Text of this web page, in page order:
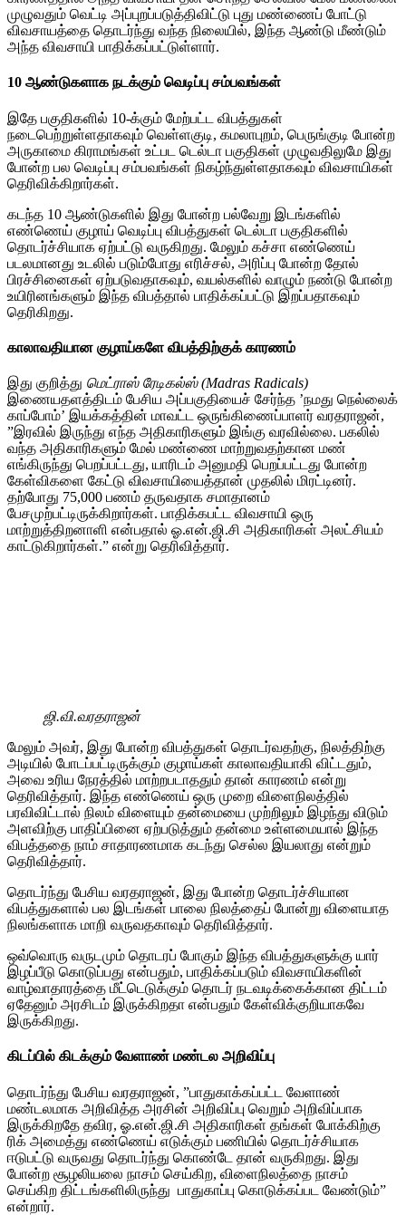
முழுவதும் வெட்டி அப்புறப்படுத்திவிட்டு புது மண்ணைப் போட்டு
விவசாயத்தை தொடர்ந்து வந்த நிலையில், இந்த ஆண்டு மீண்டும்
அந்த விவசாயி பாதிக்கப்பட்டுள்ளார்.
10 ஆண்டுகளாக நடக்கும் வெடிப்பு சம்பவங்கள்
இதே பகுதிகளில் 10-க்கும் மேற்பட்ட விபத்துகள்
நடைபெற்றுள்ளதாகவும் வெள்ளகுடி, கமலாபுறம், பெருங்குடி போன்ற
அருகாமை கிராமங்கள் உட்பட டெல்டா பகுதிகள் முழுவதிலுமே இது
போன்ற பல வெடிப்பு சம்பவங்கள் நிகழ்ந்துள்ளதாகவும் விவசாயிகள்
தெரிவிக்கிறார்கள்.
கடந்த 10 ஆண்டுகளில் இது போன்ற பல்வேறு இடங்களில்
எண்ணெய் குழாய் வெடிப்பு விபத்துகள் டெல்டா பகுதிகளில்
தொடர்ச்சியாக ஏற்பட்டு வருகிறது. மேலும் கச்சா எண்ணெய்
படலமானது உடலில் படும்போது எரிச்சல், அரிப்பு போன்ற தோல்
பிரச்சினைகள் ஏற்படுவதாகவும், வயல்களில் வாழும் நண்டு போன்ற
உயிரினங்களும் இந்த விபத்தால் பாதிக்கப்பட்டு இறப்பதாகவும்
தெரிகிறது.
காலாவதியான குழாய்களே விபத்திற்குக் காரணம்
இது குறித்து மெட்ராஸ் ரேடிகல்ஸ் (Madras Radicals)
இணையதளத்திடம் பேசிய அப்பகுதியைச் சேர்ந்த ’நமது நெல்லைக்
காப்போம்’ இயக்கத்தின் மாவட்ட ஒருங்கிணைப்பாளர் வரதராஜன்,
”இரவில் இருந்து எந்த அதிகாரிகளும் இங்கு வரவில்லை. பகலில்
வந்த அதிகாரிகளும் மேல் மண்ணை மாற்றுவதற்கான மண்
எங்கிருந்து பெறப்பட்டது, யாரிடம் அனுமதி பெறப்பட்டது போன்ற
கேள்விகளை கேட்டு விவசாயியைத்தான் முதலில் மிரட்டினர்.
தற்போது 75,000 பணம் தருவதாக சமாதானம்
பேசமுற்பட்டிருக்கிறார்கள். பாதிக்கபட்ட விவசாயி ஒரு
மாற்றுத்திறனாளி என்பதால் ஓ.என்.ஜி.சி அதிகாரிகள் அலட்சியம்
காட்டுகிறார்கள்.” என்று தெரிவித்தார்.
ஜி.வி.வரதராஜன்
மேலும் அவர், இது போன்ற விபத்துகள் தொடர்வதற்கு, நிலத்திற்கு
அடியில் போடப்பட்டிருக்கும் குழாய்கள் காலாவதியாகி விட்டதும்,
அவை உரிய நேரத்தில் மாற்றபடாததும் தான் காரணம் என்று
தெரிவித்தார். இந்த எண்ணெய் ஒரு முறை விளைநிலத்தில்
பரவிவிட்டால் நிலம் விளையும் தன்மையை முற்றிலும் இழந்து விடும்
அளவிற்கு பாதிப்பினை ஏற்படுத்தும் தன்மை உள்ளமையால் இந்த
விபத்ததை நாம் சாதாரணமாக கடந்து செல்ல இயலாது என்றும்
தெரிவித்தார்.
தொடர்ந்து பேசிய வரதராஜன், இது போன்ற தொடர்ச்சியான
விபத்துகளால் பல இடங்கள் பாலை நிலத்தைப் போன்று விளையாத
நிலங்களாக மாறி வருவதகாவும் தெரிவித்தார்.
ஒவ்வொரு வருடமும் தொடரப் போகும் இந்த விபத்துகளுக்கு யார்
இழப்பீடு கொடுப்பது என்பதும், பாதிக்கப்படும் விவசாயிகளின்
வாழ்வாதாரத்தை மீட்டெடுக்கும் தொடர் நடவடிக்கைக்கான திட்டம்
ஏதேனும் அரசிடம் இருக்கிறதா என்பதும் கேள்விக்குறியாகவே
இருக்கிறது.
கிடப்பில் கிடக்கும் வேளாண் மண்டல அறிவிப்பு
தொடர்ந்து பேசிய வரதராஜன், ”பாதுகாக்கப்பட்ட வேளாண்
மண்டலமாக அறிவித்த அரசின் அறிவிப்பு வெறும் அறிவிப்பாக
இருக்கிறதே தவிர, ஓ.என்.ஜி.சி அதிகாரிகள் தங்கள் போக்கிற்கு
ரிக் அமைத்து எண்ணெய் எடுக்கும் பணியில் தொடர்ச்சியாக
ஈடுபட்டு வருவது தொடர்ந்து கொண்டே தான் வருகிறது. இது
போன்ற சூழலியலை நாசம் செய்கிற, விளைநிலத்தை நாசம்
செய்கிற திட்டங்களிலிருந்து பாதுகாப்பு கொடுக்கப்பட வேண்டும்”
என்றார்.